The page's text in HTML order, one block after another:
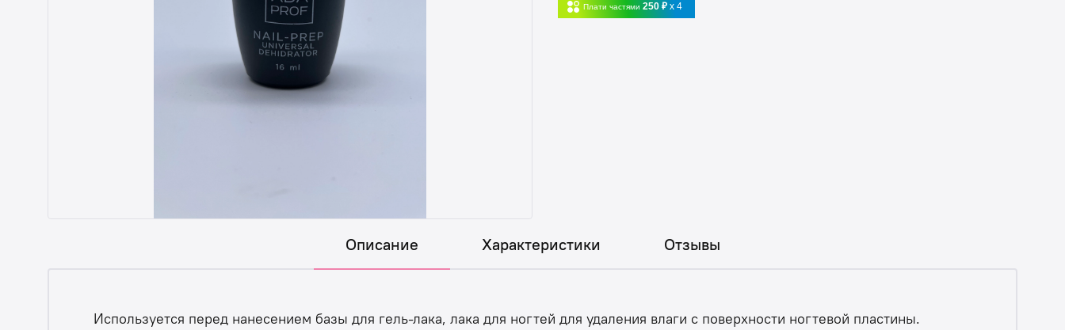
Плати частями 250 ₽ x 4
Описание Характеристики Отзывы
Используется перед нанесением базы для гель-лака, лака для ногтей для удаления влаги с поверхности ногтевой пластины.